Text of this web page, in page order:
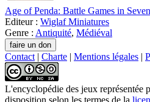
Age of Penda: Battle Games in
Editeur : Wiglaf Miniatures
Genre : Antiquité, Médiéval
Contact | Charte | Mentions légales |
L'encyclopédie des jeux représentée